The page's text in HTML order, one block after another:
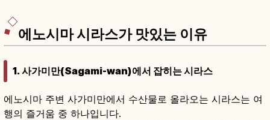
에노시마 시라스가 맛있는 이유
1. 사가미만(Sagami-wan)에서 잡히는 시라스
에노시마 주변 사가미만에서 수산물로 올라오는 시라스는 여
행의 즐거움 중 하나입니다.